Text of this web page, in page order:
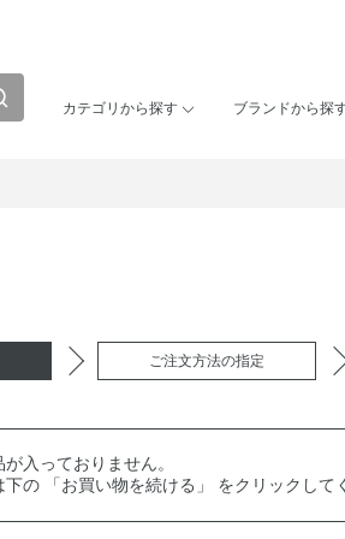
カテゴリから探す ブランドから探
ご注文方法の指定
入っておりません。
の 「お買い物を続ける」 をクリックして